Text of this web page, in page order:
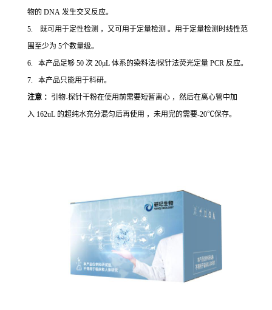
物的 DNA 发生交叉反应。
5. 既可用于定性检测 ，又可用于定量检测 。用于定量检测时线性范
围至少为 5个数量级。
6. 本产品足够 50 次 20μL 体系的染料法/探针法荧光定量 PCR 反应。
7. 本产品只能用于科研。
注意 ： 引物-探针干粉在使用前需要短暂离心 ，然后在离心管中加
入 162uL 的超纯水充分混匀后再使用 ，未用完的需要-20℃保存。